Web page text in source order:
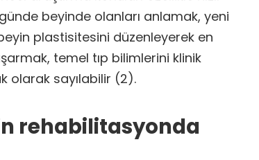
beyinde olanları anlamak, yeni
plastisitesini düzenleyerek en
temel tıp bilimlerini klinik
olarak sayılabilir (2).
rehabilitasyonda